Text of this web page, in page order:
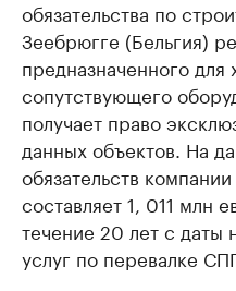
обязательства по
Зеебрюгге (Бельгия)
предназначенного
сопутствующего
получает право
данных объектов. На
обязательств
составляет 1, 011 млн
течение 20 лет с даты
услуг по перевалке